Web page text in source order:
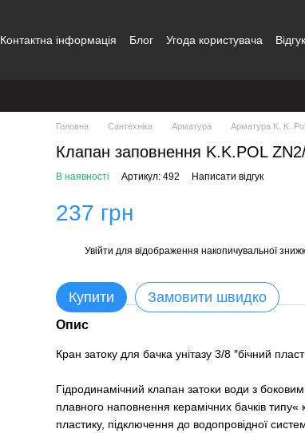
Контактна інформація Блог Угода користувача
Головна Сантехніка Арматура Арматура K. K. Pol
Клапан заповнення K.K.POL
В наявності Артикул: 492 Написати відгук
237 грн
Увійти для відображення накопичувальної
Купити Замовити швидко
Опис
Кран затоку для бачка унітазу 3/8 ″бічний
Гідродинамічний клапан затоки води з
плавного наповнення керамічних бачків
пластику, підключення до водопровідної